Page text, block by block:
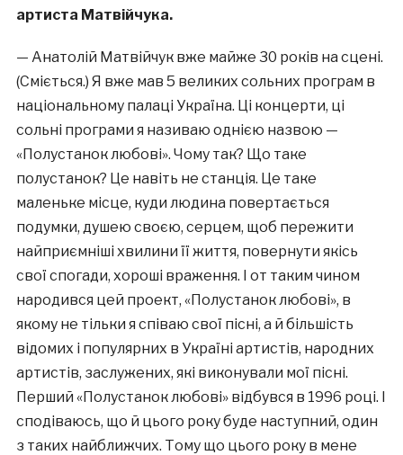
артиста Матвійчука.
— Анатолій Матвійчук вже майже 30 років на сцені.
(Сміється.) Я вже мав 5 великих сольних програм в
національному палаці Україна. Ці концерти, ці
сольні програми я називаю однією назвою —
«Полустанок любові». Чому так? Що таке
полустанок? Це навіть не станція. Це таке
маленьке місце, куди людина повертається
подумки, душею своєю, серцем, щоб пережити
найприємніші хвилини її життя, повернути якісь
свої спогади, хороші враження. І от таким чином
народився цей проект, «Полустанок любові», в
якому не тільки я співаю свої пісні, а й більшість
відомих і популярних в Україні артистів, народних
артистів, заслужених, які виконували мої пісні.
Перший «Полустанок любові» відбувся в 1996 році. І
сподіваюсь, що й цього року буде наступний, один
з таких найближчих. Тому що цього року в мене